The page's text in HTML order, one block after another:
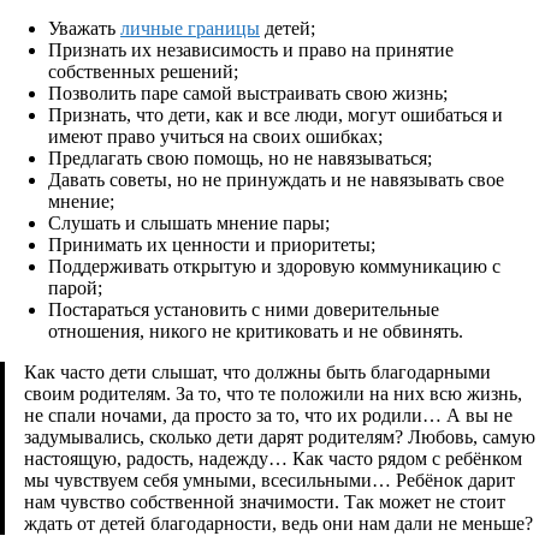
Уважать личные границы детей;
Признать их независимость и право на принятие
собственных решений;
Позволить паре самой выстраивать свою жизнь;
Признать, что дети, как и все люди, могут ошибаться и
имеют право учиться на своих ошибках;
Предлагать свою помощь, но не навязываться;
Давать советы, но не принуждать и не навязывать свое
мнение;
Слушать и слышать мнение пары;
Принимать их ценности и приоритеты;
Поддерживать открытую и здоровую коммуникацию с
парой;
Постараться установить с ними доверительные
отношения, никого не критиковать и не обвинять.
Как часто дети слышат, что должны быть благодарными
своим родителям. За то, что те положили на них всю жизнь,
не спали ночами, да просто за то, что их родили… А вы не
задумывались, сколько дети дарят родителям? Любовь, самую
настоящую, радость, надежду… Как часто рядом с ребёнком
мы чувствуем себя умными, всесильными… Ребёнок дарит
нам чувство собственной значимости. Так может не стоит
ждать от детей благодарности, ведь они нам дали не меньше?